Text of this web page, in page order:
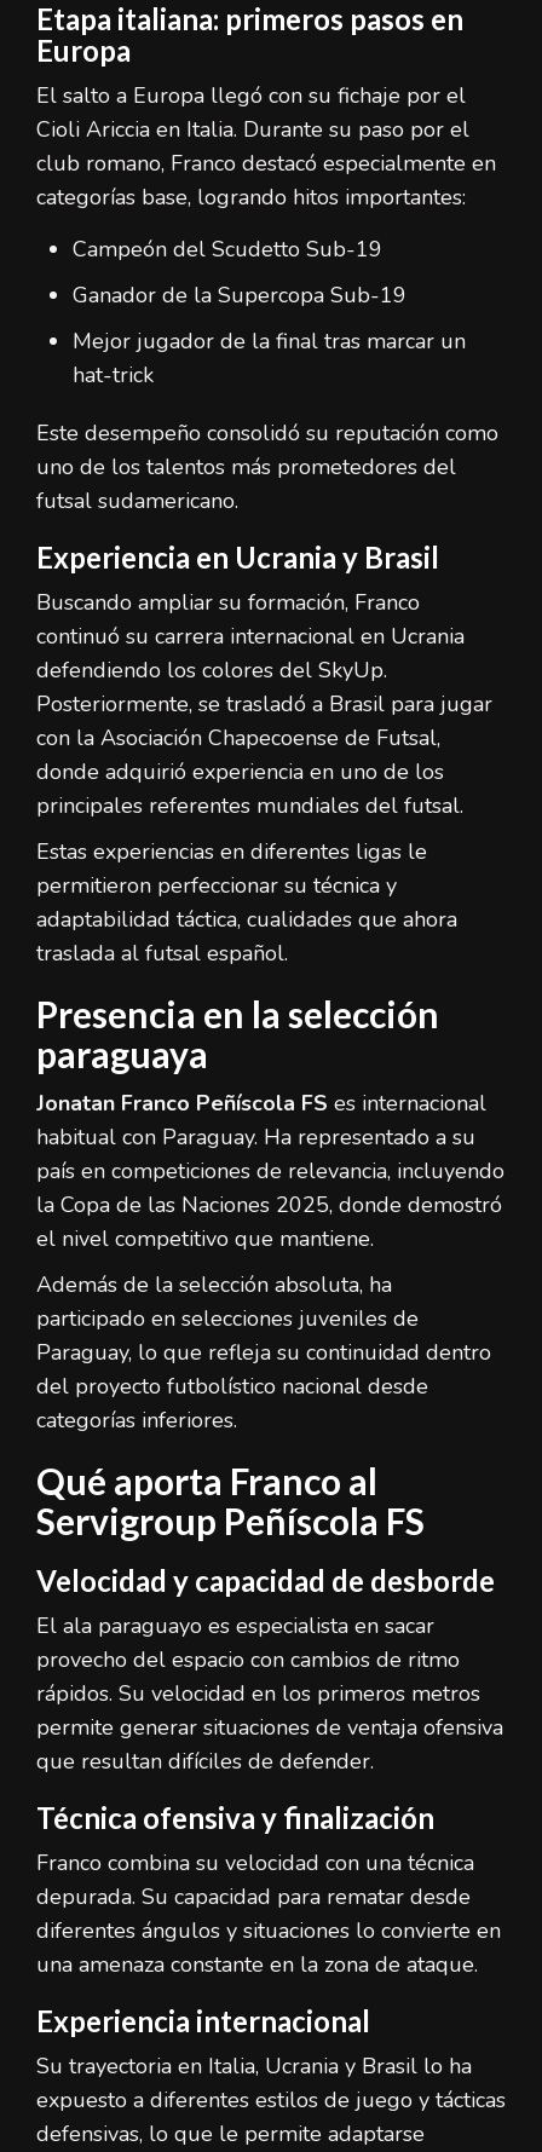
Etapa italiana: primeros pasos en
Europa
El salto a Europa llegó con su fichaje por el
Cioli Ariccia en Italia. Durante su paso por el
club romano, Franco destacó especialmente en
categorías base, logrando hitos importantes:
Campeón del Scudetto Sub-19
Ganador de la Supercopa Sub-19
Mejor jugador de la final tras marcar un
hat-trick
Este desempeño consolidó su reputación como
uno de los talentos más prometedores del
futsal sudamericano.
Experiencia en Ucrania y Brasil
Buscando ampliar su formación, Franco
continuó su carrera internacional en Ucrania
defendiendo los colores del SkyUp.
Posteriormente, se trasladó a Brasil para jugar
con la Asociación Chapecoense de Futsal,
donde adquirió experiencia en uno de los
principales referentes mundiales del futsal.
Estas experiencias en diferentes ligas le
permitieron perfeccionar su técnica y
adaptabilidad táctica, cualidades que ahora
traslada al futsal español.
Presencia en la selección
paraguaya
Jonatan Franco Peñíscola FS es internacional
habitual con Paraguay. Ha representado a su
país en competiciones de relevancia, incluyendo
la Copa de las Naciones 2025, donde demostró
el nivel competitivo que mantiene.
Además de la selección absoluta, ha
participado en selecciones juveniles de
Paraguay, lo que refleja su continuidad dentro
del proyecto futbolístico nacional desde
categorías inferiores.
Qué aporta Franco al
Servigroup Peñíscola FS
Velocidad y capacidad de desborde
El ala paraguayo es especialista en sacar
provecho del espacio con cambios de ritmo
rápidos. Su velocidad en los primeros metros
permite generar situaciones de ventaja ofensiva
que resultan difíciles de defender.
Técnica ofensiva y finalización
Franco combina su velocidad con una técnica
depurada. Su capacidad para rematar desde
diferentes ángulos y situaciones lo convierte en
una amenaza constante en la zona de ataque.
Experiencia internacional
Su trayectoria en Italia, Ucrania y Brasil lo ha
expuesto a diferentes estilos de juego y tácticas
defensivas, lo que le permite adaptarse